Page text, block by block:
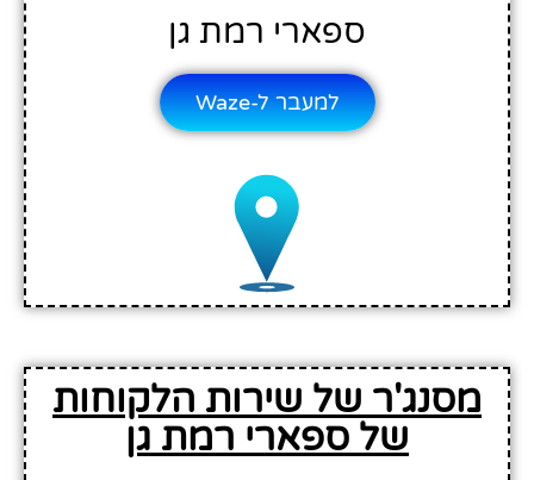
ספארי רמת גן
למעבר ל-Waze
מסנג'ר של שירות הלקוחות
של ספארי רמת גן